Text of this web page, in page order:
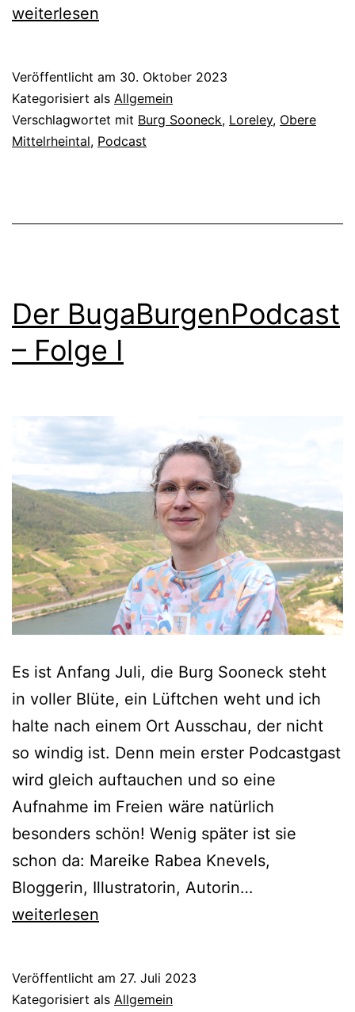
BugaBurgenPodcast
–
die
Loreley
Sooneck
weiterlesen
Veröffentlicht am 30. Oktober 2023
Kategorisiert als Allgemein
Verschlagwortet mit Burg Sooneck, Loreley, Obere
Mittelrheintal, Podcast
Der BugaBurgenPodcast
– Folge I
Es ist Anfang Juli, die Burg Sooneck steht
in voller Blüte, ein Lüftchen weht und ich
halte nach einem Ort Ausschau, der nicht
so windig ist. Denn mein erster Podcastgast
wird gleich auftauchen und so eine
Aufnahme im Freien wäre natürlich
besonders schön! Wenig später ist sie
schon da: Mareike Rabea Knevels,
Bloggerin, Illustratorin, Autorin…
weiterlesen
Veröffentlicht am 27. Juli 2023
Kategorisiert als Allgemein